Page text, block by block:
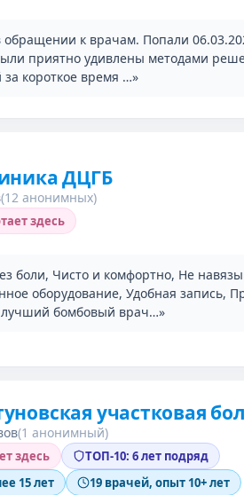
обращении к врачам. Попали
приятно удивлены методами
короткое время …»
ДЦГБ
(12 анонимных)
здесь
боли, Чисто и комфортно, Не
оборудование, Удобная запись,
бомбовый врач…»
участковая
(1 анонимный)
здесь
ТОП-10: 6 лет подряд
15 лет
19 врачей, опыт 10+ лет